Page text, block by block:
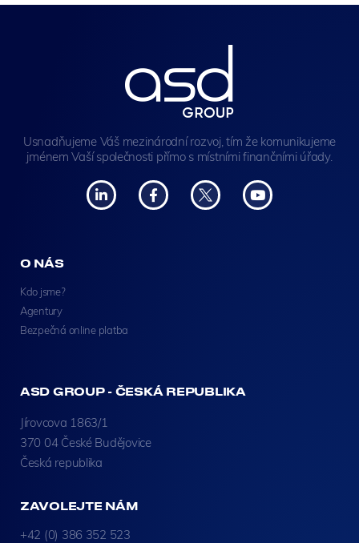
Usnadňujeme Váš mezinárodní rozvoj, tím že komunikujeme
jménem Vaší společnosti přímo s místními finančními úřady.
O NÁS
Kdo jsme?
Agentury
Bezpečná online platba
ASD GROUP - ČESKÁ REPUBLIKA
Jírovcova 1863/1
370 04 České Budějovice
Česká republika
ZAVOLEJTE NÁM
+42 (0) 386 352 523